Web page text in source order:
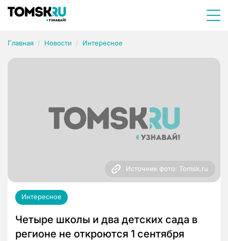
Главная Новости Интересное
Источник фото: Tomsk.ru
Интересное
Четыре школы и два детских сада в
регионе не откроются 1 сентября